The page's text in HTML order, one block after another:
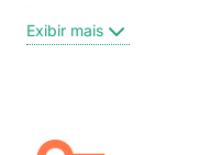
Centro
Campo Belo
Exibir mais